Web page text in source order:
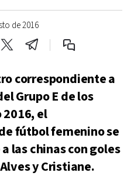
de 2016
correspondiente a
Grupo E de los
2016, el
fútbol femenino se
las chinas con goles
y Cristiane.